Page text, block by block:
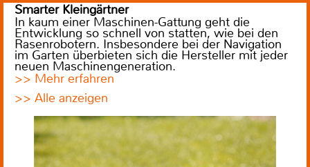
Smarter Kleingärtner
In kaum einer Maschinen-Gattung geht die
Entwicklung so schnell von statten, wie bei den
Rasenrobotern. Insbesondere bei der Navigation
im Garten überbieten sich die Hersteller mit jeder
neuen Maschinengeneration.
>> Mehr erfahren
>> Alle anzeigen